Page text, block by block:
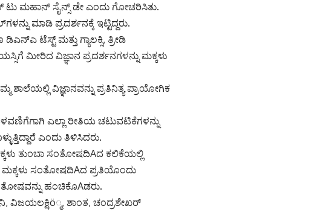
ಮಹಾನ್ ಸೈನ್ಸ್ ಡೇ ಎಂದು ಗೋಚರಿಸಿತು.
ಮಾಡಿ ಪ್ರದರ್ಶನಕ್ಕೆ ಇಟ್ಟಿದ್ದರು.
ಟೆಸ್ಟ್ ಮತ್ತು ಗ್ಯಾಲಕ್ಸಿ, ತ್ರೀಡಿ
ಮೀರಿದ ವಿಜ್ಞಾನ ಪ್ರದರ್ಶನಗಳನ್ನು ಮಕ್ಕಳು
ಶಾಲೆಯಲ್ಲಿ ವಿಜ್ಞಾನವನ್ನು ಪ್ರತಿನಿತ್ಯ ಪ್ರಾಯೋಗಿಕ
ಎಲ್ಲಾ ರೀತಿಯ ಚಟುವಟಿಕೆಗಳನ್ನು
ಎಂದು ತಿಳಿಸಿದರು.
ತುಂಬಾ ಸಂತೋಷದಿAದ ಕಲಿಕೆಯಲ್ಲಿ
ಮಕ್ಕಳು ಸಂತೋಷದಿAದ ಪ್ರತಿಯೊಂದು
ಹಂಚಿಕೊAಡರು.
ವಿಜಯಲಕ್ಷಿö್ಮ, ಶಾಂತ, ಚಂದ್ರಶೇಖರ್